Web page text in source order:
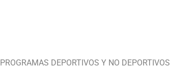
PROGRAMAS DEPORTIVOS Y NO DEPORTIVOS